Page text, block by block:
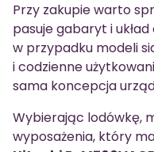
Przy zakupie warto
pasuje gabaryt i
w przypadku modeli
i codzienne
sama koncepcja
Wybierając lodówkę,
wyposażenia, który